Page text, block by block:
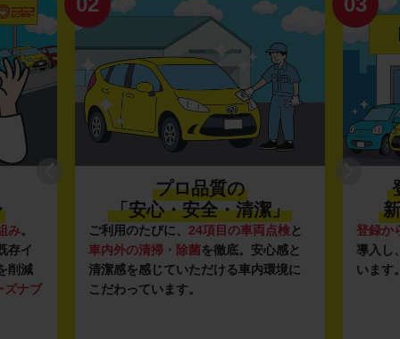
み。
存イ
削減
ズナブ
プロ品質の
「安心・安全・清潔」
ご利用のたびに、 24項目の車両点検と
車内外の清掃・除菌を徹底。安心感と
清潔感を感じていただける車内環境に
こだわっています。
登録か
導入し
います